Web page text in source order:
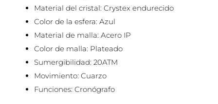
Material del cristal: Crystex endurecido
Color de la esfera: Azul
Material de malla: Acero IP
Color de malla: Plateado
Sumergibilidad: 20ATM
Movimiento: Cuarzo
Funciones: Cronógrafo